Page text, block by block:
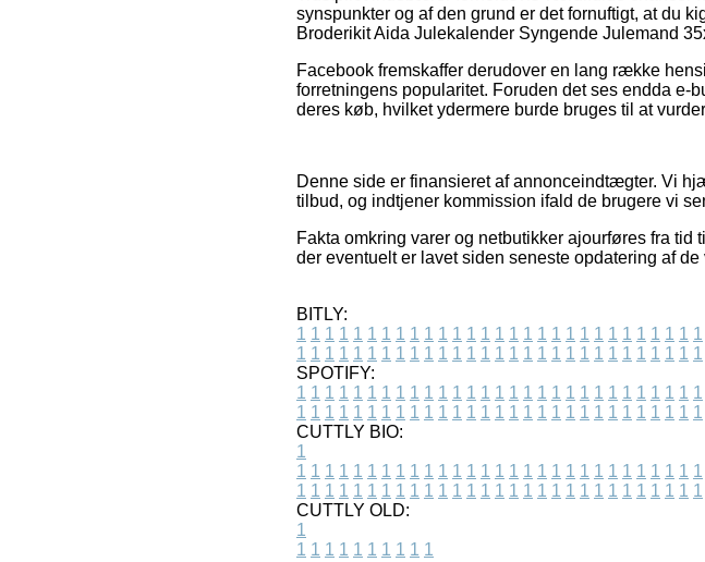
synspunkter og af den grund er det fornuftigt, at du
Broderikit Aida Julekalender Syngende Julemand
Facebook fremskaffer derudover en lang række
forretningens popularitet. Foruden det ses endda e-
deres køb, hvilket ydermere burde bruges til at
Denne side er finansieret af annonceindtægter. Vi
tilbud, og indtjener kommission ifald de brugere vi
Fakta omkring varer og netbutikker ajourføres fra
der eventuelt er lavet siden seneste opdatering af de
BITLY:
1 1 1 1 1 1 1 1 1 1 1 1 1 1 1 1 1 1 1 1 1 1 1 1 1 1 1 1 1
1 1 1 1 1 1 1 1 1 1 1 1 1 1 1 1 1 1 1 1 1 1 1 1 1 1 1 1 1
SPOTIFY:
1 1 1 1 1 1 1 1 1 1 1 1 1 1 1 1 1 1 1 1 1 1 1 1 1 1 1 1 1
1 1 1 1 1 1 1 1 1 1 1 1 1 1 1 1 1 1 1 1 1 1 1 1 1 1 1 1 1
CUTTLY BIO:
1
1 1 1 1 1 1 1 1 1 1 1 1 1 1 1 1 1 1 1 1 1 1 1 1 1 1 1 1 1
1 1 1 1 1 1 1 1 1 1 1 1 1 1 1 1 1 1 1 1 1 1 1 1 1 1 1 1 1
CUTTLY OLD:
1
1 1 1 1 1 1 1 1 1 1